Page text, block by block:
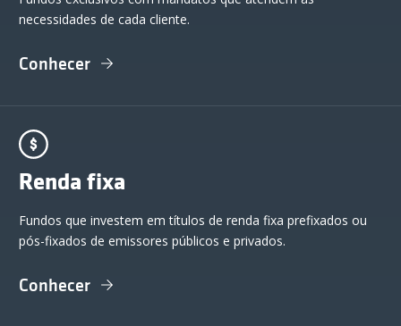
necessidades de cada cliente.
Conhecer
Renda fixa
Fundos que investem em títulos de renda fixa prefixados ou
pós-fixados de emissores públicos e privados.
Conhecer